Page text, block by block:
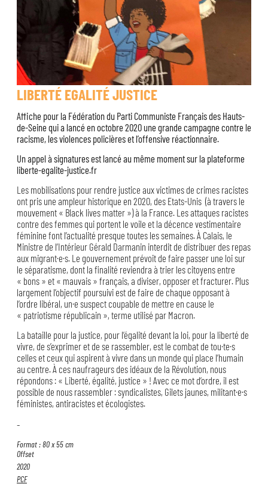
LIBERTÉ EGALITÉ JUSTICE
Affiche pour la Fédération du Parti Communiste Français des Hauts-
de-Seine qui a lancé en octobre 2020 une grande campagne contre le
racisme, les violences policières et l’offensive réactionnaire.
Un appel à signatures est lancé au même moment sur la plateforme
liberte-egalite-justice.fr
Les mobilisations pour rendre justice aux victimes de crimes racistes
ont pris une ampleur historique en 2020, des Etats-Unis (à travers le
mouvement « Black lives matter ») à la France. Les attaques racistes
contre des femmes qui portent le voile et la décence vestimentaire
féminine font l’actualité presque toutes les semaines. À Calais, le
Ministre de l’Intérieur Gérald Darmanin interdit de distribuer des repas
aux migrant·e·s. Le gouvernement prévoit de faire passer une loi sur
le séparatisme, dont la finalité reviendra à trier les citoyens entre
« bons » et « mauvais » français, a diviser, opposer et fracturer. Plus
largement l’objectif poursuivi est de faire de chaque opposant à
l’ordre libéral, un·e suspect coupable de mettre en cause le
« patriotisme républicain », terme utilisé par Macron.
La bataille pour la justice, pour l’égalité devant la loi, pour la liberté de
vivre, de s’exprimer et de se rassembler, est le combat de tou·te·s
celles et ceux qui aspirent à vivre dans un monde qui place l’humain
au centre. À ces naufrageurs des idéaux de la Révolution, nous
répondons : « Liberté, égalité, justice » ! Avec ce mot d’ordre, il est
possible de nous rassembler : syndicalistes, Gilets jaunes, militant·e·s
féministes, antiracistes et écologistes.
–
Format : 80 x 55 cm
Offset
2020
PCF